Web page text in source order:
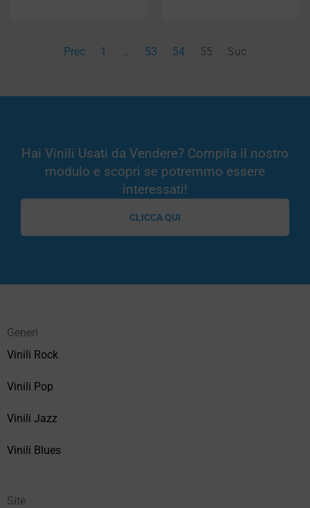
Prec 1 … 53 54 55 Suc
Hai Vinili Usati da Vendere? Compila il nostro
modulo e scopri se potremmo essere
interessati!
CLICCA QUI
Generi
Vinili Rock
Vinili Pop
Vinili Jazz
Vinili Blues
Site